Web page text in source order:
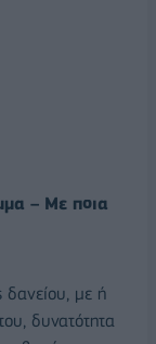
– Με ποια
δανείου, με ή
δυνατότητα